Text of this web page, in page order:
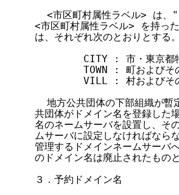
<市区町村属性ラベル> は
<市区町村属性ラベル> を持っ
は、それぞれ次のとおりとする。
CITY : 市・東京都
TOWN : 町およびそ
VILL : 村およびそ
地方公共団体の下部組織が暫
共団体がドメイン名を登録した
名のネームサーバを設置し、そ
ムサーバに設定しなければなら
管理するドメインネームサーバ
のドメイン名は廃止されたもの
３．予約ドメイン名